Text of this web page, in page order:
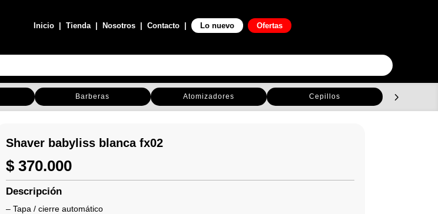
Inicio |Tienda| Nosotros |Contacto | Lo nuevo Ofertas
Barberas Atomizadores Cepillos
Shaver babyliss blanca fx02
$ 370.000
Descripción
– Tapa / cierre automático